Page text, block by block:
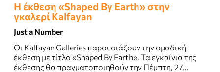
Η έκθεση «Shaped By Earth» στην
γκαλερί Kalfayan
Just a Number
Οι Kalfayan Galleries παρουσιάζουν την ομαδική
έκθεση με τίτλο «Shaped By Earth». Τα εγκαίνια της
έκθεσης θα πραγματοποιηθούν την Πέμπτη, 27